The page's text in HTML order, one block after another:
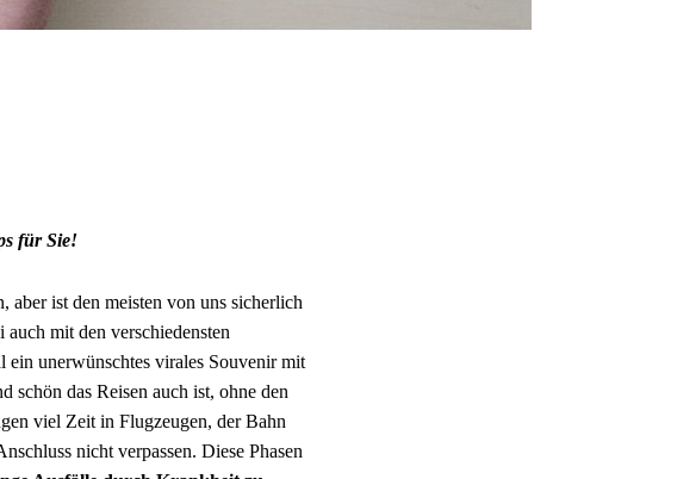
für Sie!
ist den meisten von uns sicherlich
mit den verschiedensten
ein unerwünschtes virales Souvenir mit
schön das Reisen auch ist, ohne den
viel Zeit in Flugzeugen, der Bahn
nicht verpassen. Diese Phasen